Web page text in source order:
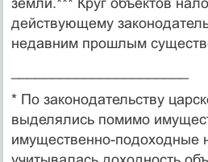
действующему
недавним прошлым
* По законодательству
выделялись помимо
имущественно-подоходные